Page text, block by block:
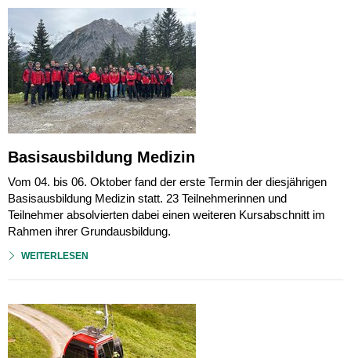
Basisausbildung Medizin
Vom 04. bis 06. Oktober fand der erste Termin der diesjährigen
Basisausbildung Medizin statt. 23 Teilnehmerinnen und
Teilnehmer absolvierten dabei einen weiteren Kursabschnitt im
Rahmen ihrer Grundausbildung.
WEITERLESEN